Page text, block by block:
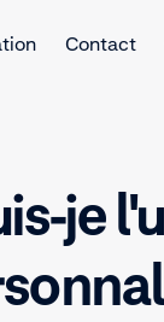
Contact
je